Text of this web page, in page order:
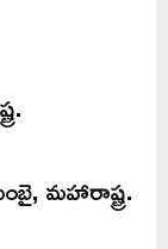
మహారాష్ట్ర.